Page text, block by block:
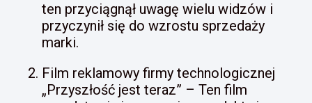
ten przyciągnął uwagę wielu widzów i
przyczynił się do wzrostu sprzedaży
marki.
Film reklamowy firmy technologicznej
„Przyszłość jest teraz” – Ten film